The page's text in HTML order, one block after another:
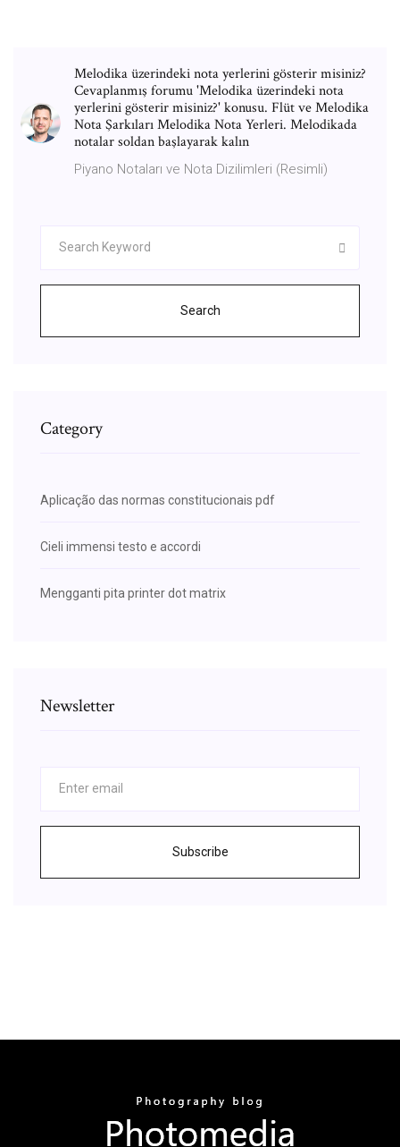
Melodika üzerindeki nota yerlerini gösterir misiniz?
Cevaplanmış forumu 'Melodika üzerindeki nota
yerlerini gösterir misiniz?' konusu. Flüt ve Melodika
Nota Şarkıları Melodika Nota Yerleri. Melodikada
notalar soldan başlayarak kalın
Piyano Notaları ve Nota Dizilimleri (Resimli)
Search
Category
Aplicação das normas constitucionais pdf
Cieli immensi testo e accordi
Mengganti pita printer dot matrix
Newsletter
Subscribe